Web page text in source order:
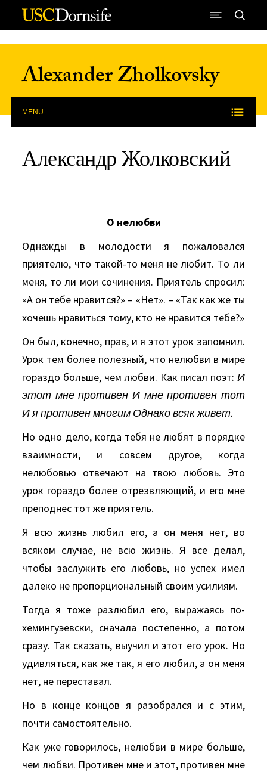
Skip to Content
Alexander Zholkovsky
MENU
Александр Жолковский
О нелюбви
Однажды в молодости я пожаловался
приятелю, что такой-то меня не любит. То ли
меня, то ли мои сочинения. Приятель спросил:
«А он тебе нравится?» – «Нет». – «Так как же ты
хочешь нравиться тому, кто не нравится тебе?»
Он был, конечно, прав, и я этот урок запомнил.
Урок тем более полезный, что нелюбви в мире
гораздо больше, чем любви. Как писал поэт: И
этот мне противен И мне противен тот
И я противен многим Однако всяк живет.
Но одно дело, когда тебя не любят в порядке
взаимности, и совсем другое, когда
нелюбовью отвечают на твою любовь. Это
урок гораздо более отрезвляющий, и его мне
преподнес тот же приятель.
Я всю жизнь любил его, а он меня нет, во
всяком случае, не всю жизнь. Я все делал,
чтобы заслужить его любовь, но успех имел
далеко не пропорциональный своим усилиям.
Тогда я тоже разлюбил его, выражаясь по-
хемингуэевски, сначала постепенно, а потом
сразу. Так сказать, выучил и этот его урок. Но
удивляться, как же так, я его любил, а он меня
нет, не переставал.
Но в конце концов я разобрался и с этим,
почти самостоятельно.
Как уже говорилось, нелюбви в мире больше,
чем любви. Противен мне и этот, противен мне